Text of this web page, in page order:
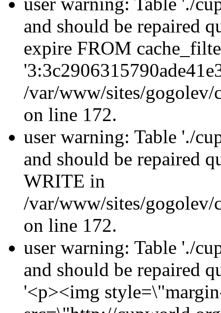
and should be repaired
expire FROM
/var/www/sites/gogolev/
on line 172.
user warning: Table './
and should be repaired
WRITE in
/var/www/sites/gogolev/
on line 172.
user warning: Table './
and should be repaired
'<p><img